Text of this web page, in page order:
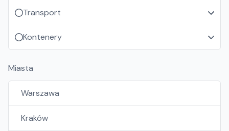
Transport
Kontenery
Miasta
Warszawa
Kraków